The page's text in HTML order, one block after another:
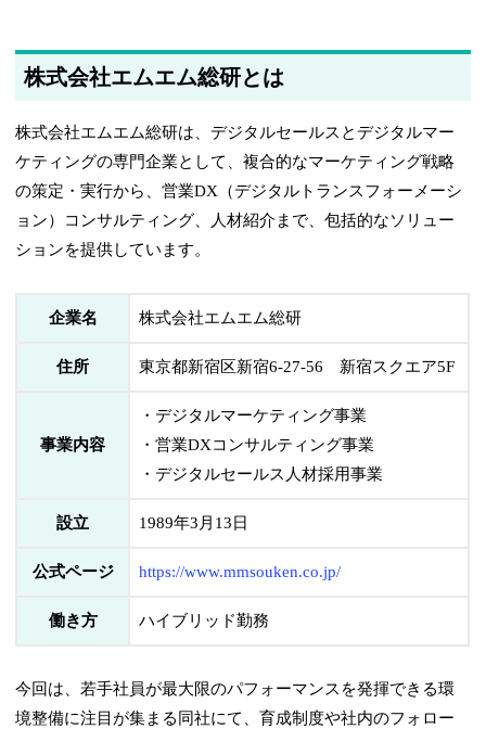
株式会社エムエム総研とは
株式会社エムエム総研は、デジタルセールスとデジタルマー
ケティングの専門企業として、複合的なマーケティング戦略
の策定・実行から、営業DX（デジタルトランスフォーメーシ
ョン）コンサルティング、人材紹介まで、包括的なソリュー
ションを提供しています。
企業名 株式会社エムエム総研
住所 東京都新宿区新宿6-27-56 新宿スクエア5F
事業内容
・デジタルマーケティング事業
・営業DXコンサルティング事業
・デジタルセールス人材採用事業
設立 1989年3月13日
公式ページ https://www.mmsouken.co.jp/
働き方 ハイブリッド勤務
今回は、若手社員が最大限のパフォーマンスを発揮できる環
境整備に注目が集まる同社にて、育成制度や社内のフォロー